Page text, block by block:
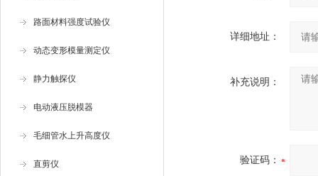
路面材料强度试验仪
动态变形模量测定仪
静力触探仪
电动液压脱模器
毛细管水上升高度仪
直剪仪
详细地址：
补充说明：
验证码：